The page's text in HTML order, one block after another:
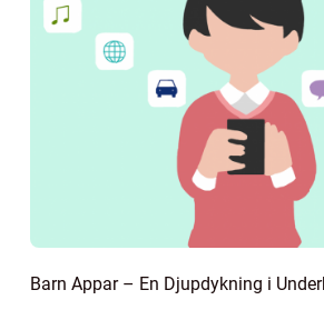
Barn Appar – En Djupdykning i